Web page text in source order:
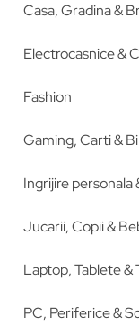
Casa, Gradina &
Electrocasnice &
Fashion
Gaming, Carti &
Ingrijire personala
Jucarii, Copii &
Laptop, Tablete &
PC, Periferice &